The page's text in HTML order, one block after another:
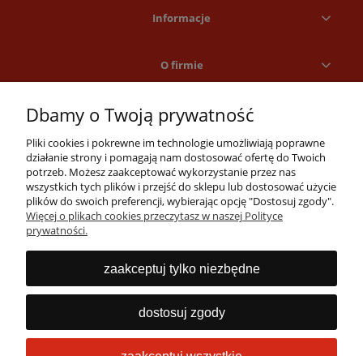
Informacje
O firmie
Masz pytania?
Zadzwoń lub napisz
info@obrabiarki.pro
Dbamy o Twoją prywatność
Pliki cookies i pokrewne im technologie umożliwiają poprawne
działanie strony i pomagają nam dostosować ofertę do Twoich
potrzeb. Możesz zaakceptować wykorzystanie przez nas
wszystkich tych plików i przejść do sklepu lub dostosować użycie
plików do swoich preferencji, wybierając opcję "Dostosuj zgody".
Więcej o plikach cookies przeczytasz w naszej Polityce
prywatności.
zaakceptuj tylko niezbędne
dostosuj zgody